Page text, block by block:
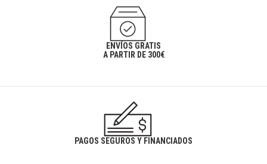
ENVÍOS GRATIS
A PARTIR DE 300€
PAGOS SEGUROS Y FINANCIADOS